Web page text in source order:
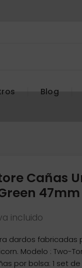
Blog
Cañas
47mm
incluido
dardos fabricadas
Modelo : Two-
por bolsa: 1 set